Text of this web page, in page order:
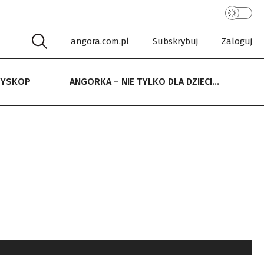
angora.com.pl Subskrybuj Zaloguj
ANGORKA – NIE TYLKO DLA DZIECI…
NIE TYLKO DLA DZIECI…